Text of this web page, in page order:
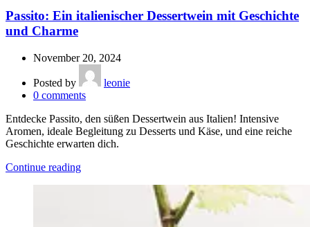
Passito: Ein italienischer Dessertwein mit Geschichte
und Charme
November 20, 2024
Posted by
leonie
0 comments
Entdecke Passito, den süßen Dessertwein aus Italien! Intensive
Aromen, ideale Begleitung zu Desserts und Käse, und eine reiche
Geschichte erwarten dich.
Continue reading